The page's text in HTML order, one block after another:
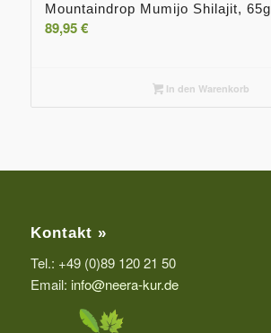
Mountaindrop Mumijo Shilajit, 65g
89,95€
In den Warenkorb
Kontakt »
Tel.: +49 (0)89 120 21 50
Email: info@neera-kur.de